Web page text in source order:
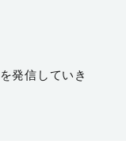
発信していき